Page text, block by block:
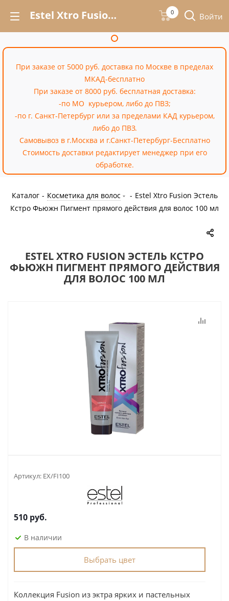
Estel Xtro Fusion Эстель Кстро Фьюжн Пигмент прямого действия для волос 100 мл – купить недорого в Москве в интернет-магазине «Cossale» 0 Войти
При заказе от 5000 руб. доставка по Москве в пределах
МКАД-бесплатно
При заказе от 8000 руб. бесплатная доставка:
-по МО курьером, либо до ПВЗ;
-по г. Санкт-Петербург или за пределами КАД курьером,
либо до ПВЗ.
Самовывоз в г.Москва и г.Санкт-Петербург-Бесплатно
Стоимость доставки редактирует менеджер при его
обработке.
Каталог - Косметика для волос - Estel Xtro Fusion Эстель
Кстро Фьюжн Пигмент прямого действия для волос 100 мл
ESTEL XTRO FUSION ЭСТЕЛЬ КСТРО
ФЬЮЖН ПИГМЕНТ ПРЯМОГО ДЕЙСТВИЯ
ДЛЯ ВОЛОС 100 МЛ
Артикул: EX/FI100
510 руб.
В наличии
Выбрать цвет
Коллекция Fusion из эктра ярких и пастельных